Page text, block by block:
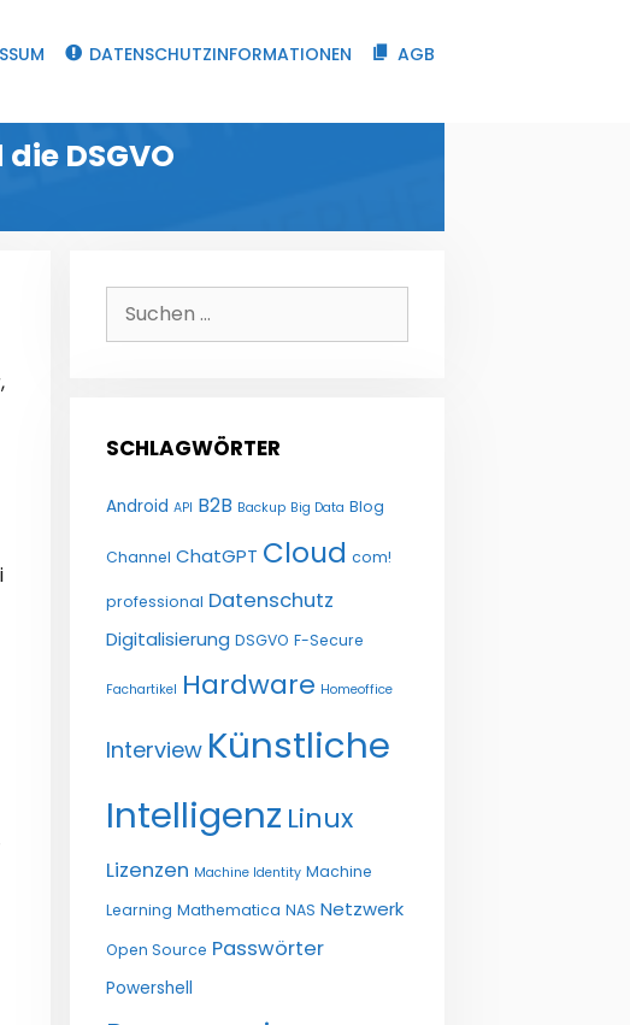
DATENSCHUTZINFORMATIONEN AGB
DSGVO
Suchen
nach:
SCHLAGWÖRTER
Android API B2B Backup Big Data Blog
Channel ChatGPT Cloud com!
professional Datenschutz
Digitalisierung DSGVO F-Secure
Fachartikel Hardware Homeoffice
Interview Künstliche
Intelligenz Linux
Lizenzen Machine Identity Machine
Learning Mathematica NAS Netzwerk
Open Source Passwörter
Powershell